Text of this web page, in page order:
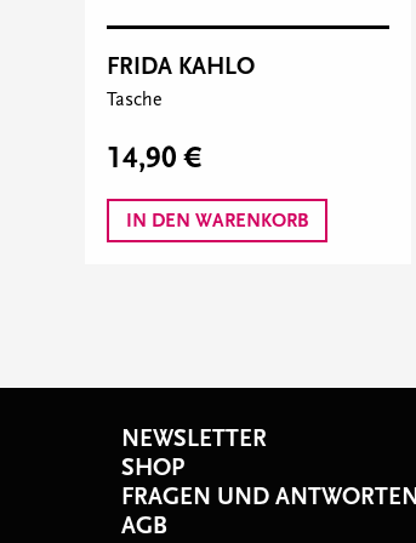
FRIDA KAHLO
Tasche
14,90 €
IN DEN WARENKORB
NEWSLETTER
SHOP
FRAGEN UND ANTWORTEN
AGB